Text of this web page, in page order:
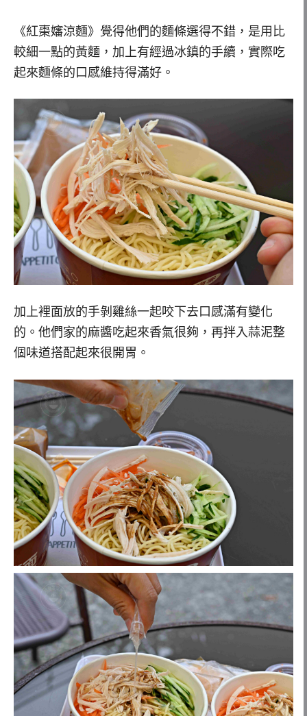
《紅棗嬸涼麵》覺得他們的麵條選得不錯，是用比
較細一點的黃麵，加上有經過冰鎮的手續，實際吃
起來麵條的口感維持得滿好。
加上裡面放的手剝雞絲一起咬下去口感滿有變化
的。他們家的麻醬吃起來香氣很夠，再拌入蒜泥整
個味道搭配起來很開胃。